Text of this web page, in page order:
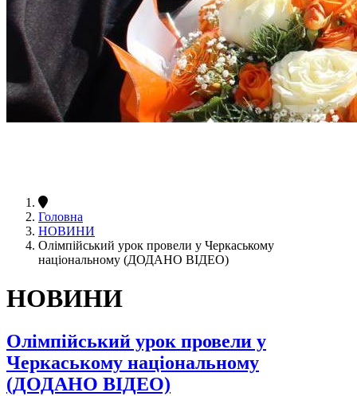
Головна
НОВИНИ
Олімпійський урок провели у Черкаському
національному (ДОДАНО ВІДЕО)
НОВИНИ
Олімпійський урок провели у
Черкаському національному
(ДОДАНО ВІДЕО)